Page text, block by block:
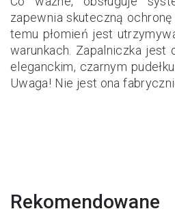
zapewnia skuteczną
temu płomień jest
warunkach. Zapalniczka jest
eleganckim, czarnym
Uwaga! Nie jest ona
Rekomendowane